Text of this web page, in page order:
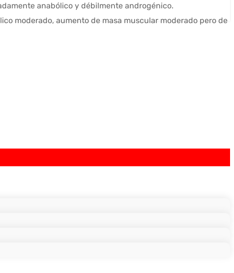
anabólico y débilmente androgénico.
moderado, aumento de masa muscular moderado pero de